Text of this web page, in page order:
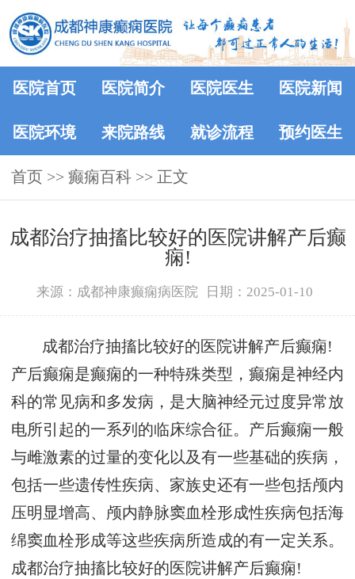
医院首页 医院简介 医院医生 医院新闻
医院环境 来院路线 就诊流程 预约医生
首页 >> 癫痫百科 >> 正文
成都治疗抽搐比较好的医院讲解产后癫
痫!
来源：成都神康癫痫病医院 日期：2025-01-10
成都治疗抽搐比较好的医院讲解产后癫痫!
产后癫痫是癫痫的一种特殊类型，癫痫是神经内
科的常见病和多发病，是大脑神经元过度异常放
电所引起的一系列的临床综合征。产后癫痫一般
与雌激素的过量的变化以及有一些基础的疾病，
包括一些遗传性疾病、家族史还有一些包括颅内
压明显增高、颅内静脉窦血栓形成性疾病包括海
绵窦血栓形成等这些疾病所造成的有一定关系。
成都治疗抽搐比较好的医院讲解产后癫痫!